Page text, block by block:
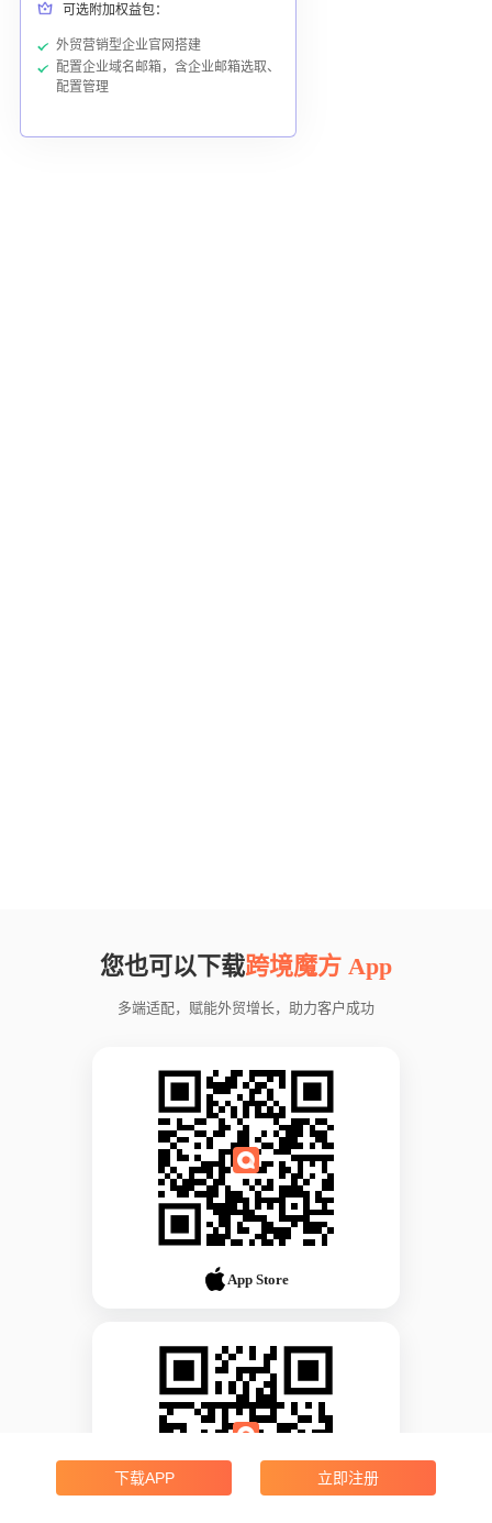
可选附加权益包：
外贸营销型企业官网搭建
配置企业域名邮箱，含企业邮箱选取、
配置管理
您也可以下载跨境魔方 App
多端适配，赋能外贸增长，助力客户成功
App Store
下载APP 立即注册